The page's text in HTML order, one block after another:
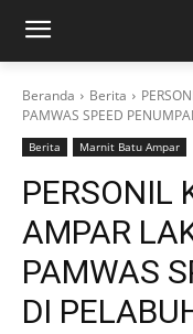
Beranda Berita
PAMWAS SPEED
Berita Marnit Batu Ampar
PERSONIL
AMPAR
PAMWAS
DI